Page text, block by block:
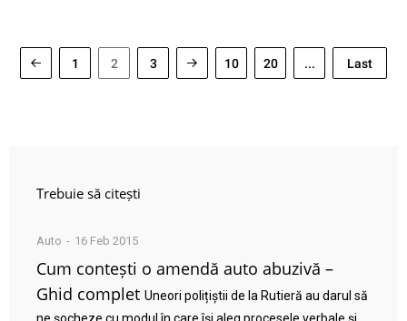
1 2 3 10 20 ... Last
Trebuie să citești
Auto 16 Feb 2015
Cum contești o amendă auto abuzivă –
Ghid complet Uneori polițiștii de la Rutieră au darul să